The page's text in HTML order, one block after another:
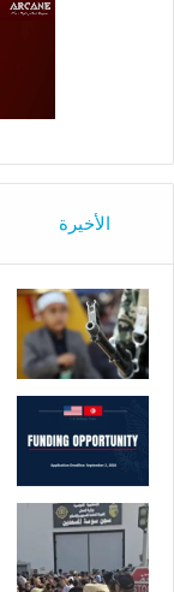
الأخيرة